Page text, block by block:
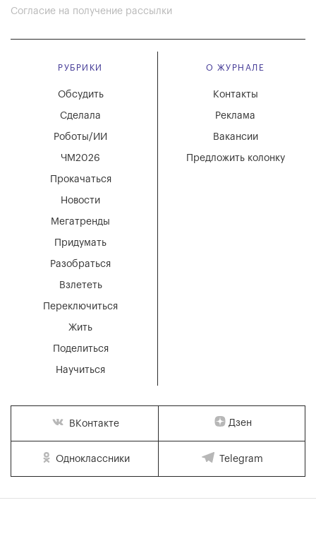
Согласие на получение рассылки
РУБРИКИ
Мегатренды
Придумать
Разобраться
Взлететь
Новости
Переключиться
Жить
Поделиться
Научиться
Обсудить
Сделала
Роботы/ИИ
ЧМ2026
Прокачаться
О ЖУРНАЛЕ
Вакансии
Реклама
Контакты
Предложить колонку
ВКонтакте Дзен
Одноклассники Telegram